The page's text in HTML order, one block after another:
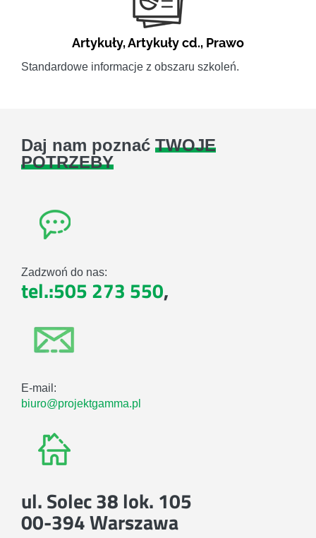
Artykuły,Artykuły cd., Prawo
Standardowe informacje z obszaru szkoleń.
Daj nam poznać TWOJE
POTRZEBY
Zadzwoń do nas:
tel.:505 273 550,
E-mail:
biuro@projektgamma.pl
ul. Solec 38 lok. 105
00-394 Warszawa